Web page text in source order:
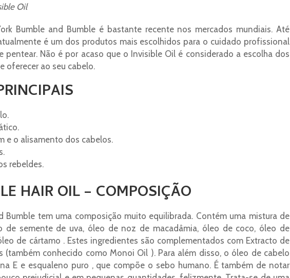
Oil
Bumble and Bumble é bastante recente nos mercados mundiais. Até
é um dos produtos mais escolhidos para o cuidado profissional
pentear. Não é por acaso que o Invisible Oil é considerado a escolha dos
oferecer ao seu cabelo.
e o alisamento dos cabelos.
rebeldes.
HAIR OIL – COMPOSIÇÃO
Bumble tem uma composição muito equilibrada. Contém uma mistura de
de semente de uva, óleo de noz de macadâmia, óleo de coco, óleo de
de cártamo . Estes ingredientes são complementados com Extracto de
(também conhecido como Monoi Oil ). Para além disso, o óleo de cabelo
E e esqualeno puro , que compõe o sebo humano. É também de notar